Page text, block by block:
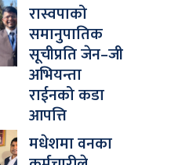
रास्वपाको
समानुपातिक
सूचीप्रति जेन–जी
अभियन्ता
राईनको कडा
आपत्ति
मधेशमा वनका